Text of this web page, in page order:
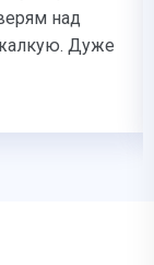
над
Дуже